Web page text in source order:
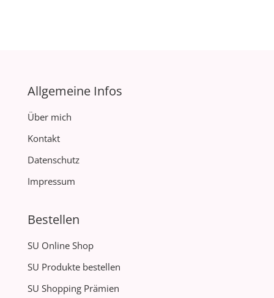
Allgemeine Infos
Über mich
Kontakt
Datenschutz
Impressum
Bestellen
SU Online Shop
SU Produkte bestellen
SU Shopping Prämien